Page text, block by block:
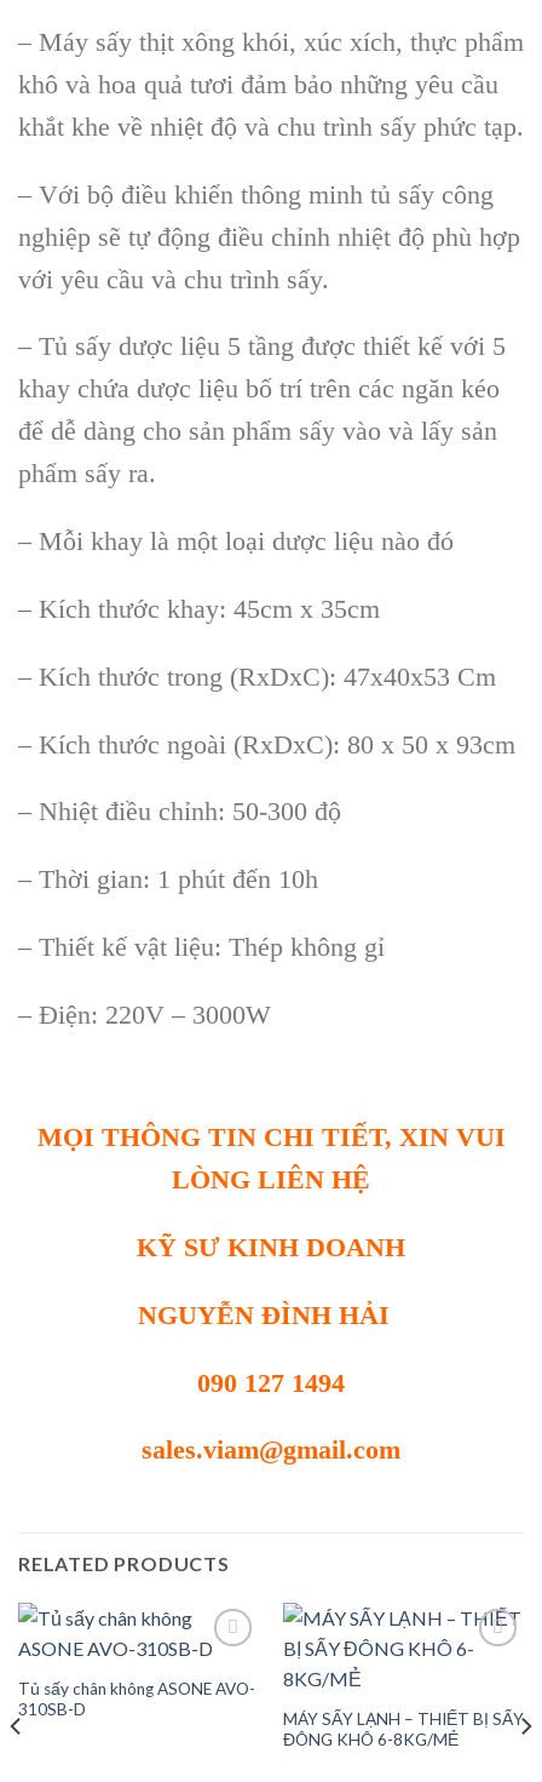
– Máy sấy thịt xông khói, xúc xích, thực phẩm
khô và hoa quả tươi đảm bảo những yêu cầu
khắt khe về nhiệt độ và chu trình sấy phức tạp.
– Với bộ điều khiển thông minh tủ sấy công
nghiệp sẽ tự động điều chỉnh nhiệt độ phù hợp
với yêu cầu và chu trình sấy.
– Tủ sấy dược liệu 5 tầng được thiết kế với 5
khay chứa dược liệu bố trí trên các ngăn kéo
để dễ dàng cho sản phẩm sấy vào và lấy sản
phẩm sấy ra.
– Mỗi khay là một loại dược liệu nào đó
– Kích thước khay: 45cm x 35cm
– Kích thước trong (RxDxC): 47x40x53 Cm
– Kích thước ngoài (RxDxC): 80 x 50 x 93cm
– Nhiệt điều chỉnh: 50-300 độ
– Thời gian: 1 phút đến 10h
– Thiết kế vật liệu: Thép không gỉ
– Điện: 220V – 3000W
MỌI THÔNG TIN CHI TIẾT, XIN VUI
LÒNG LIÊN HỆ
KỸ SƯ KINH DOANH
NGUYỄN ĐÌNH HẢI
090 127 1494
sales.viam@gmail.com
RELATED PRODUCTS
Tủ sấy chân không ASONE AVO-
310SB-D
Add to
wishlist
MÁY SẤY LẠNH – THIẾT BỊ SẤY
ĐÔNG KHÔ 6-8KG/MẺ